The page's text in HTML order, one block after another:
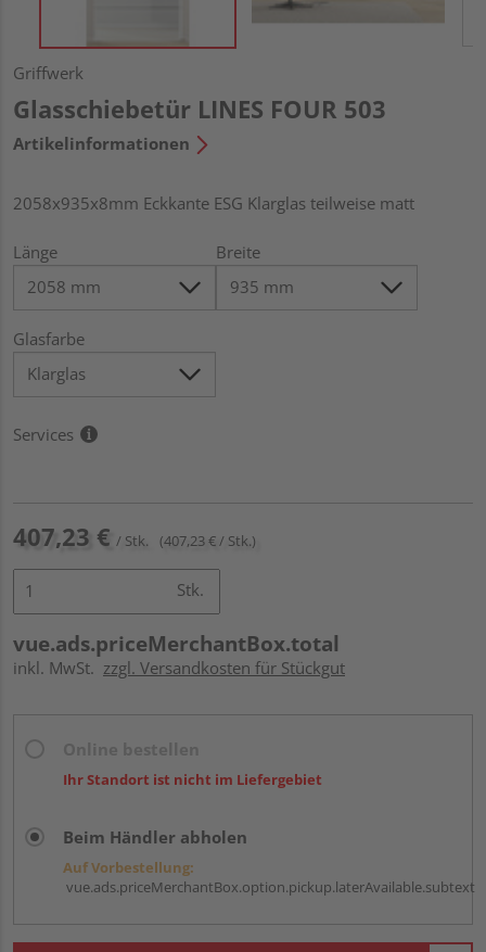
Griffwerk
Glasschiebetür LINES FOUR 503
Artikelinformationen
2058x935x8mm Eckkante ESG Klarglas teilweise matt
Länge Breite
Glasfarbe
Services
407,23 € / Stk. (407,23 € / Stk.)
Stk.
vue.ads.priceMerchantBox.total
inkl. MwSt. zzgl. Versandkosten für Stückgut
Ihr Standort ist nicht im Liefergebiet
Beim Händler abholen
Auf Vorbestellung:
vue.ads.priceMerchantBox.option.pickup.laterAvailable.subtext